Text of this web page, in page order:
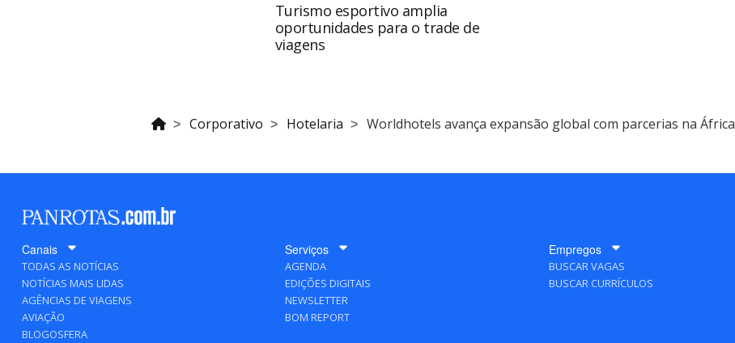
Turismo esportivo amplia
oportunidades para o trade de
viagens
Corporativo Hotelaria Worldhotels avança expansão global com parcerias na África
Canais
TODAS AS NOTÍCIAS
NOTÍCIAS MAIS LIDAS
AGÊNCIAS DE VIAGENS
AVIAÇÃO
BLOGOSFERA
Serviços
AGENDA
EDIÇÕES DIGITAIS
NEWSLETTER
BOM REPORT
Empregos
BUSCAR VAGAS
BUSCAR CURRÍCULOS